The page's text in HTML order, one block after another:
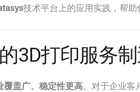
技术平台上的应用实践，帮助
3D打印服务
覆盖广、稳定性更高。对于企业客